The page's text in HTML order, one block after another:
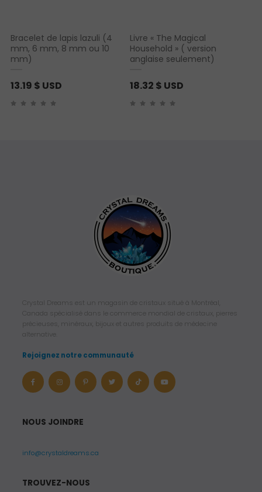
Bracelet de lapis lazuli (4
mm, 6 mm, 8 mm ou 10
mm)
13.19 $ USD
Livre « The Magical
Household » ( version
anglaise seulement)
18.32 $ USD
Crystal Dreams est un magasin de cristaux situé à Montréal,
Canada spécialisé dans le commerce mondial de cristaux, pierres
précieuses, minéraux, bijoux et autres produits de médecine
alternative.
Rejoignez notre communauté
NOUS JOINDRE
info@crystaldreams.ca
TROUVEZ-NOUS